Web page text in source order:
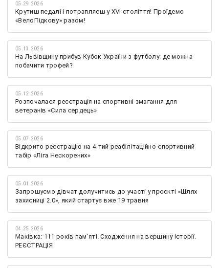
05.29.2026
Крутиш педалі і потрапляєш у XVI століття! Проїдемо
«ВелоПідкову» разом!
05.13.2026
На Львівщину прибув Кубок України з футболу: де можна
побачити трофей?
05.12.2026
Розпочалася реєстрація на спортивні змагання для
ветеранів «Сила сердець»
05.07.2026
Відкрито реєстрацію на 4-тий реабілітаційно-спортивний
табір «Ліга Нескорених»
05.01.2026
Запрошуємо дівчат долучитись до участі у проєкті «Шлях
захисниці 2.0», який стартує вже 19 травня
04.25.2026
Маківка: 111 років пам’яті. Сходження на вершину історії.
РЕЄСТРАЦІЯ